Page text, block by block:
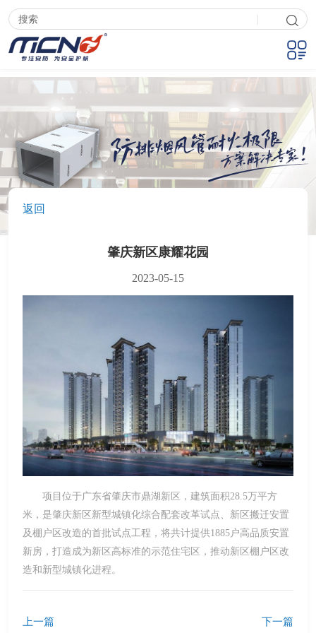
|
返回
肇庆新区康耀花园
2023-05-15
项目位于广东省肇庆市鼎湖新区，建筑面积28.5万平方
米，是肇庆新区新型城镇化综合配套改革试点、新区搬迁安置
及棚户区改造的首批试点工程，将共计提供1885户高品质安置
新房，打造成为新区高标准的示范住宅区，推动新区棚户区改
造和新型城镇化进程。
上一篇 下一篇